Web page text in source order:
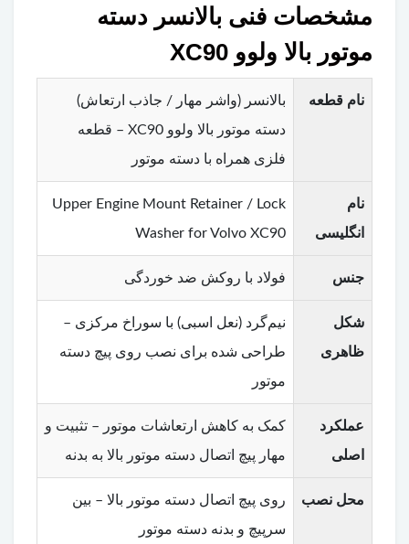
مشخصات فنی بالانسر دسته
موتور بالا ولوو XC90
نام قطعه
بالانسر (واشر مهار / جاذب ارتعاش)
دسته موتور بالا ولوو XC90 – قطعه
فلزی همراه با دسته موتور
نام
انگلیسی
Upper Engine Mount Retainer / Lock
Washer for Volvo XC90
جنس فولاد با روکش ضد خوردگی
شکل
ظاهری
نیم‌گرد (نعل اسبی) با سوراخ مرکزی –
طراحی شده برای نصب روی پیچ دسته
موتور
عملکرد
اصلی
کمک به کاهش ارتعاشات موتور – تثبیت و
مهار پیچ اتصال دسته موتور بالا به بدنه
محل نصب
روی پیچ اتصال دسته موتور بالا – بین
سرپیچ و بدنه دسته موتور